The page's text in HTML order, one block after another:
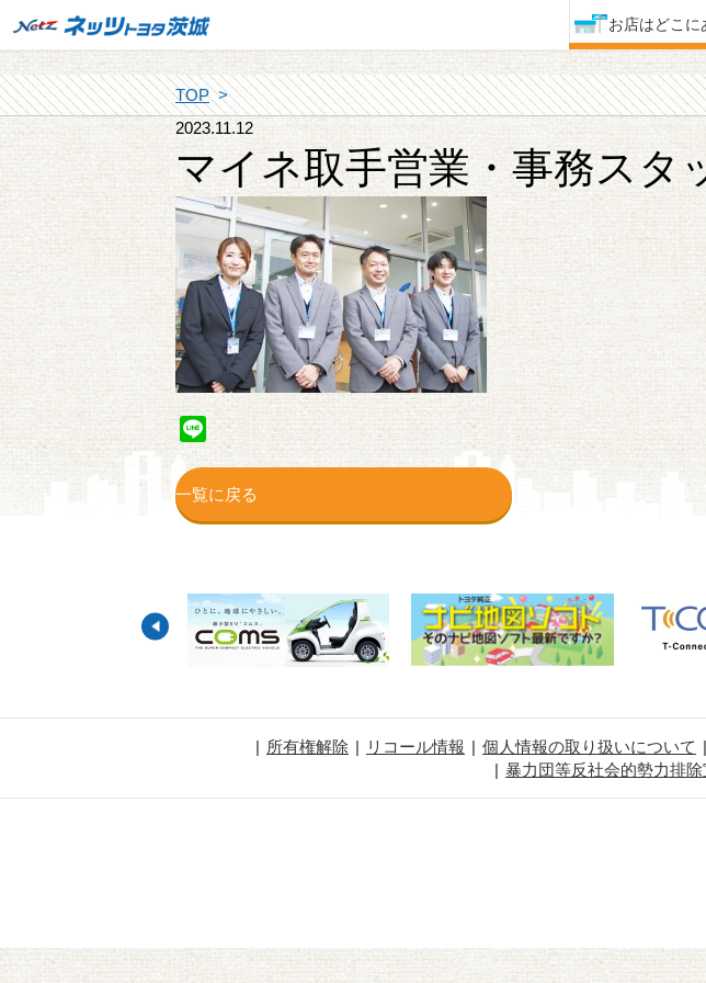
お店はどこに
TOP
2023.11.12
マイネ取手営業・事務スタ
Line
一覧に戻る
所有権解除 リコール情報 個人情報の取り扱いについて
暴力団等反社会的勢力排